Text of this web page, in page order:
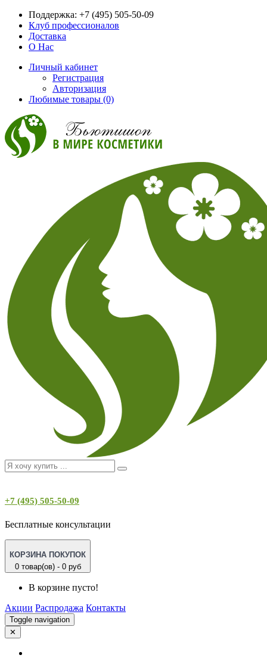
Поддержка: +7 (495) 505-50-09
Клуб профессионалов
Доставка
О Нас
Личный кабинет
Регистрация
Авторизация
Любимые товары (0)
+7 (495) 505-50-09
Бесплатные консультации
КОРЗИНА ПОКУПОК
0 товар(ов) - 0 руб
В корзине пусто!
Акции Распродажа Контакты
Toggle navigation
✕